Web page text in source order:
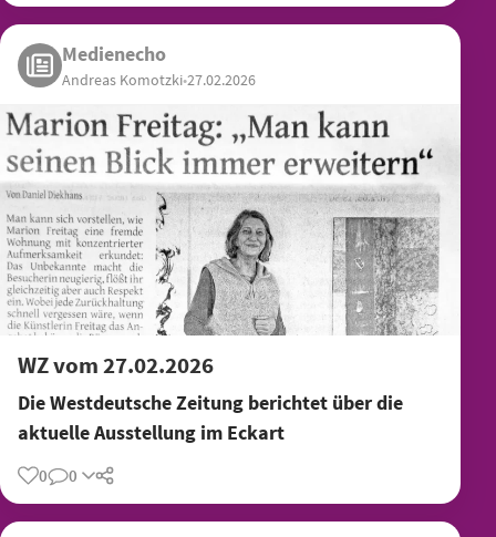
Medienecho
Andreas Komotzki•27.02.2026
WZ vom 27.02.2026
Die Westdeutsche Zeitung berichtet über die
aktuelle Ausstellung im Eckart
0 0 Teilen